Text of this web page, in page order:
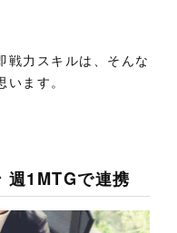
戦力スキルは、そんな
ます。
週1MTGで連携